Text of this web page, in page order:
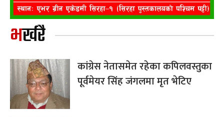
भर्खरै
कांग्रेस नेतासमेत रहेका कपिलवस्तुका
पूर्वमेयर सिंह जंगलमा मृत भेटिए